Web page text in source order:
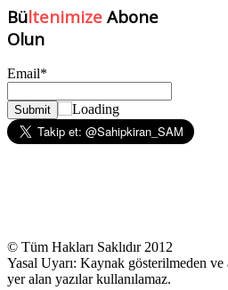
Bültenimize Abone
Olun
Email*
© Tüm Hakları Saklıdır 2012
Yasal Uyarı: Kaynak gösterilmeden
yer alan yazılar kullanılamaz.